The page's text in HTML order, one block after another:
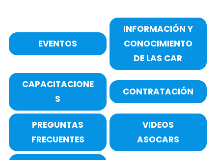
SEDE
DE
COP16"
EVENTOS
INFORMACIÓN Y
CONOCIMIENTO
DE LAS CAR
CAPACITACIONE
S
CONTRATACIÓN
PREGUNTAS
FRECUENTES
VIDEOS
ASOCARS